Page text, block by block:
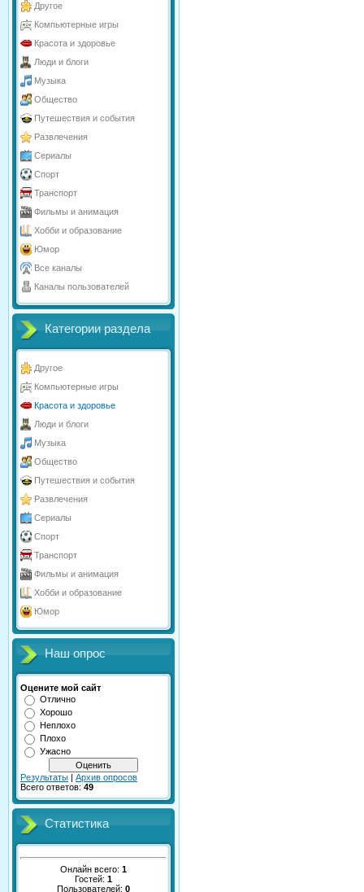
Другое
Компьютерные игры
Красота и здоровье
Люди и блоги
Музыка
Общество
Путешествия и события
Развлечения
Сериалы
Спорт
Транспорт
Фильмы и анимация
Хобби и образование
Юмор
Все каналы
Каналы пользователей
Категории раздела
Другое
Компьютерные игры
Красота и здоровье
Люди и блоги
Музыка
Общество
Путешествия и события
Развлечения
Сериалы
Спорт
Транспорт
Фильмы и анимация
Хобби и образование
Юмор
Наш опрос
Оцените мой сайт
Отлично
Хорошо
Неплохо
Плохо
Ужасно
Результаты | Архив опросов
Всего ответов: 49
Статистика
Онлайн всего: 1
Гостей: 1
Пользователей: 0